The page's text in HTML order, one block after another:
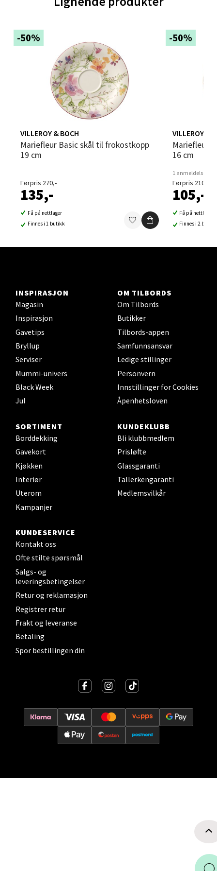
-50%
VILLEROY & BOCH
Mariefleur Basic skål til frokostkopp
19 cm
Førpris 270,-
135,-
Få på nettlager
Finnes i 1 butikk
-50%
VILLEROY &
Mariefleur Gris Basic skål til kaffekopp
16 cm
1 anmeldelse
Førpris 210,-
105,-
Få på nettlager
Finnes i 2
INSPIRASJON
Magasin
Inspirasjon
Gavetips
Bryllup
Serviser
Mummi-univers
Black Week
Jul
OM TILBORDS
Om Tilbords
Butikker
Tilbords-appen
Samfunnsansvar
Ledige stillinger
Personvern
Innstillinger for Cookies
Åpenhetsloven
SORTIMENT
Borddekking
Gavekort
Kjøkken
Interiør
Uterom
Kampanjer
KUNDEKLUBB
Bli klubbmedlem
Prisløfte
Glassgaranti
Tallerkengaranti
Medlemsvilkår
KUNDESERVICE
Kontakt oss
Ofte stilte spørsmål
Salgs- og
leveringsbetingelser
Retur og reklamasjon
Registrer retur
Frakt og leveranse
Betaling
Spor bestillingen din
Leirvik - Stord
Torgbakken 2, 5401 Stord
Åpent i dag 10-15
Velg
Oslo - Thon Senter Storo
Vitaminveien 7 - 9, 0485 Oslo
Åpent i dag 10-19
Lillehammer - Strandtorget
Åpent i dag 09-18
Strømmen - Thon Senter Strømmen
Støperivn. 5, 2010 Strømmen
Åpent i dag 10-19
0 i butikk
Sunndalsøra - Alti Sunndal
Alti Sunndal, Sunndalsveien 17, 6600 Sunndalsøra
Åpent i dag 10-16
Jessheim - Thon Senter Jessheim
Storgata 6, 2050 Jessheim
Åpent i dag 10-19